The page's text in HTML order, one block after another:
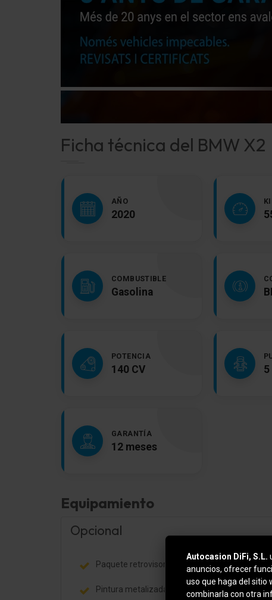
Ficha técnica del BMW X2
AÑO
2020
COMBUSTIBLE
Gasolina
POTENCIA
140 CV 5
GARANTÍA
12 meses
Equipamiento
Opcional
Paquete retrovisores exteriores
Pintura metalizada
Autocasion DiFi, S.L.
anuncios, ofrecer
uso que haga del sitio
combinarla con otra